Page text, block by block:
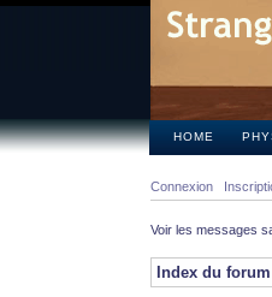
HOME
Connexion
Voir les messages
Index du forum